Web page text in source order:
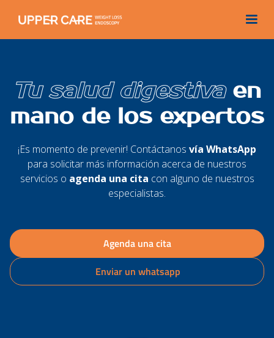
Tu salud digestivaen
mano de los expertos
¡Es momento de prevenir! Contáctanos vía WhatsApp
para solicitar más información acerca de nuestros
servicios o agenda una cita con alguno de nuestros
especialistas.
Enviar un whatsapp
Agenda una cita